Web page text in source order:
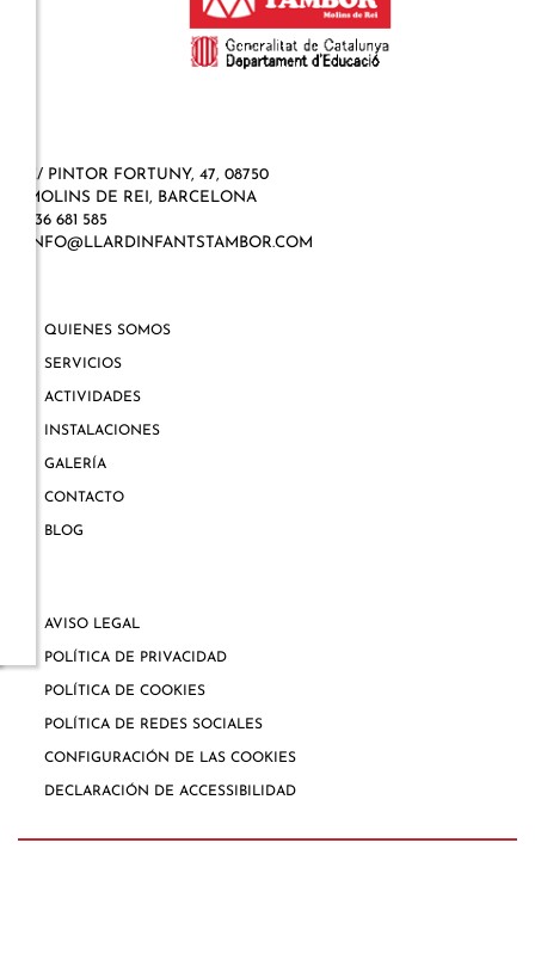
C/ PINTOR FORTUNY, 47, 08750
MOLINS DE REI, BARCELONA
936 681 585
INFO@LLARDINFANTSTAMBOR.COM
QUIENES SOMOS
SERVICIOS
ACTIVIDADES
INSTALACIONES
GALERÍA
CONTACTO
BLOG
AVISO LEGAL
POLÍTICA DE PRIVACIDAD
POLÍTICA DE COOKIES
POLÍTICA DE REDES SOCIALES
CONFIGURACIÓN DE LAS COOKIES
DECLARACIÓN DE ACCESSIBILIDAD